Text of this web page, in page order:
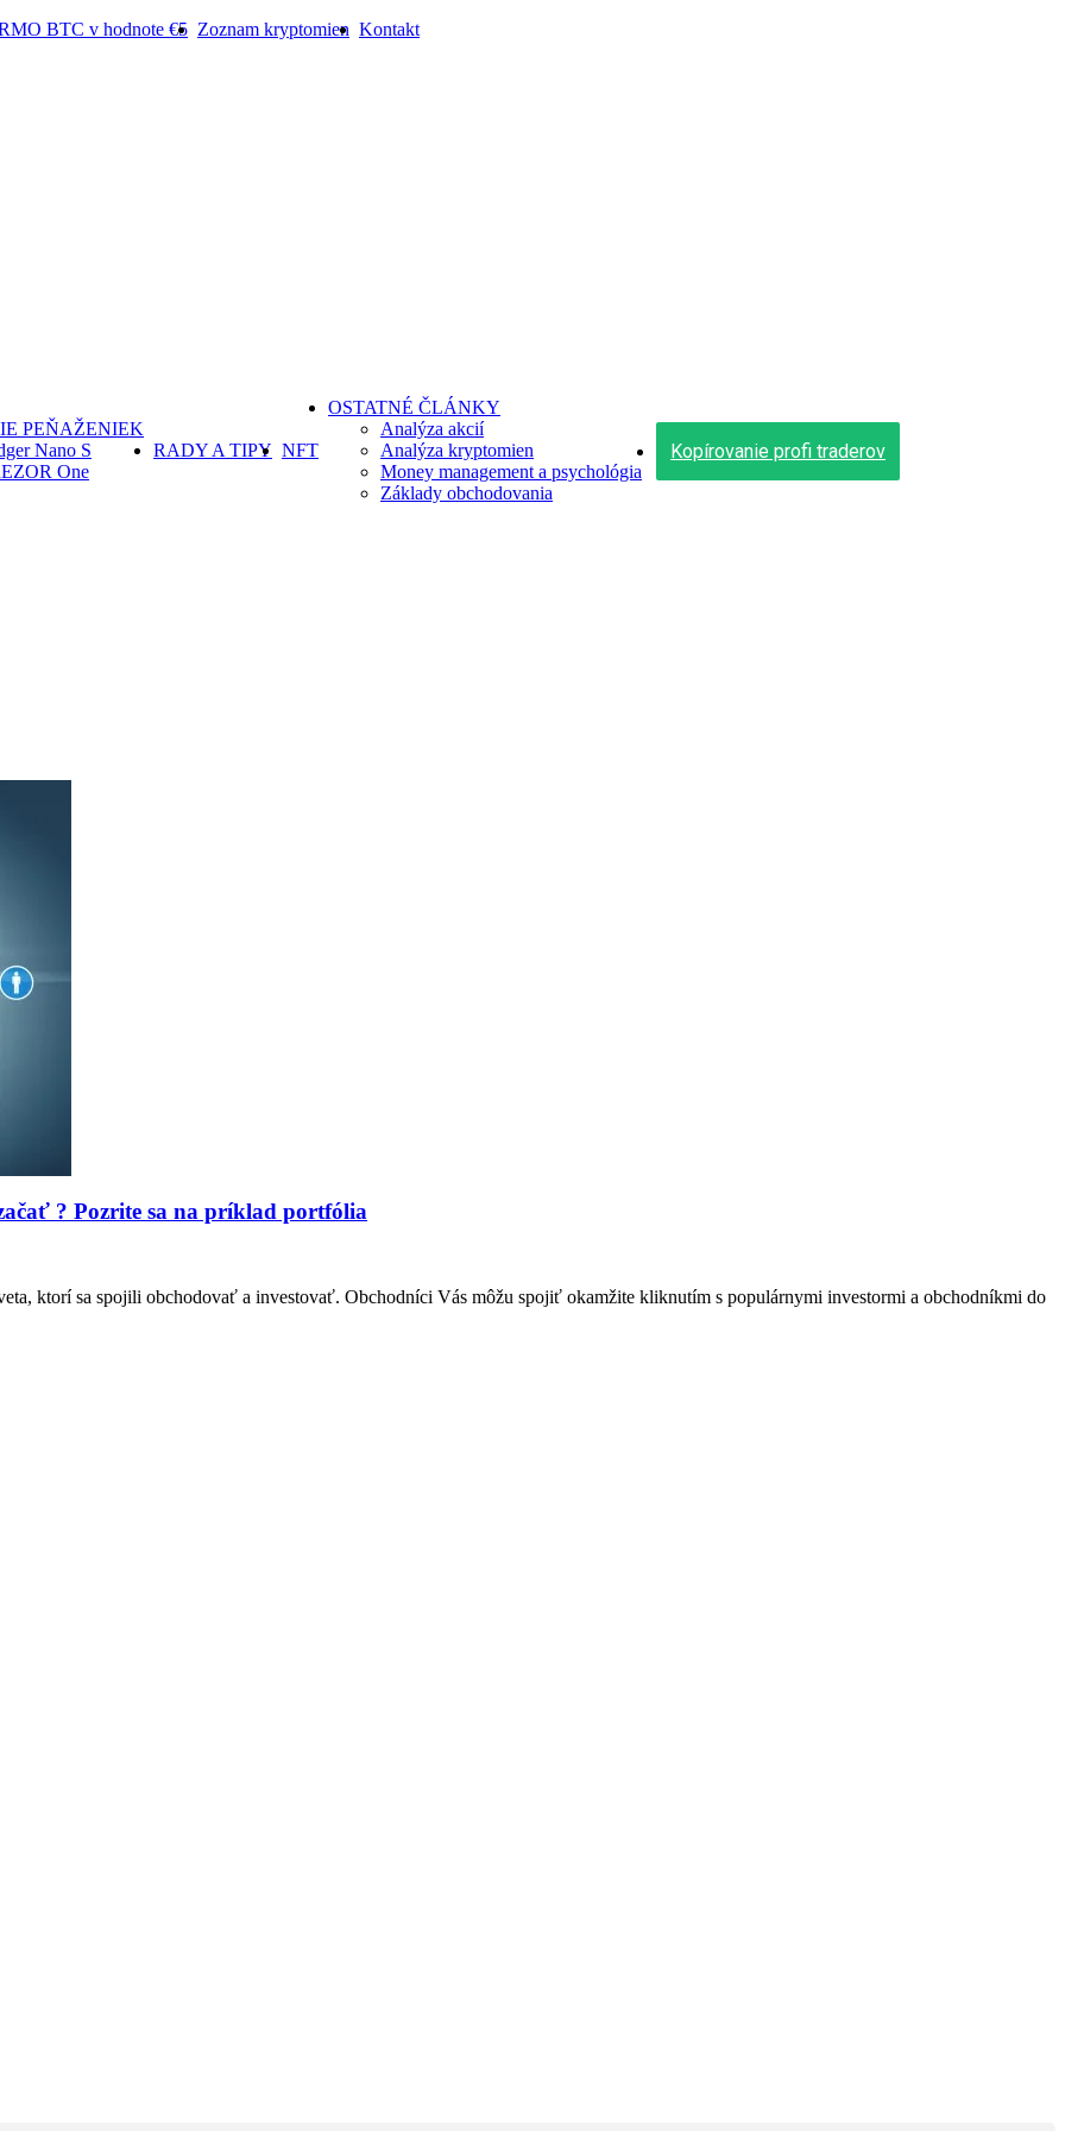
BTC v hodnote €5 Zoznam kryptomien Kontakt
PEŇAŽENIEK
Nano S
One
RADY A TIPY NFT
OSTATNÉ ČLÁNKY
Analýza akcií
Analýza kryptomien
Money management a psychológia
Základy obchodovania
Kopírovanie profi traderov
? Pozrite sa na príklad portfólia
ktorí sa spojili obchodovať a investovať. Obchodníci Vás môžu spojiť okamžite kliknutím s populárnymi investormi a obchodníkmi do